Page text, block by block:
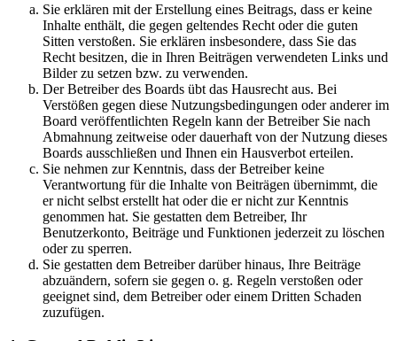
Sie erklären mit der Erstellung eines Beitrags, dass er keine
Inhalte enthält, die gegen geltendes Recht oder die guten
Sitten verstoßen. Sie erklären insbesondere, dass Sie das
Recht besitzen, die in Ihren Beiträgen verwendeten Links und
Bilder zu setzen bzw. zu verwenden.
Der Betreiber des Boards übt das Hausrecht aus. Bei
Verstößen gegen diese Nutzungsbedingungen oder anderer im
Board veröffentlichten Regeln kann der Betreiber Sie nach
Abmahnung zeitweise oder dauerhaft von der Nutzung dieses
Boards ausschließen und Ihnen ein Hausverbot erteilen.
Sie nehmen zur Kenntnis, dass der Betreiber keine
Verantwortung für die Inhalte von Beiträgen übernimmt, die
er nicht selbst erstellt hat oder die er nicht zur Kenntnis
genommen hat. Sie gestatten dem Betreiber, Ihr
Benutzerkonto, Beiträge und Funktionen jederzeit zu löschen
oder zu sperren.
Sie gestatten dem Betreiber darüber hinaus, Ihre Beiträge
abzuändern, sofern sie gegen o. g. Regeln verstoßen oder
geeignet sind, dem Betreiber oder einem Dritten Schaden
zuzufügen.